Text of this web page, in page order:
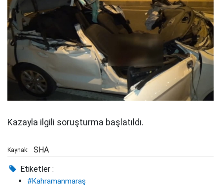
Kazayla ilgili soruşturma başlatıldı.
Kaynak: SHA
Etiketler :
#Kahramanmaraş